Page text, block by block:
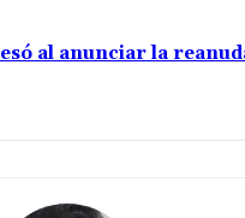
al anunciar la